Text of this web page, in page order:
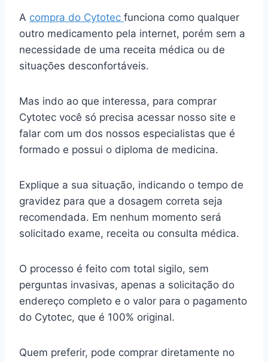
A compra do Cytotec funciona como qualquer
outro medicamento pela internet, porém sem a
necessidade de uma receita médica ou de
situações desconfortáveis.
Mas indo ao que interessa, para comprar
Cytotec você só precisa acessar nosso site e
falar com um dos nossos especialistas que é
formado e possui o diploma de medicina.
Explique a sua situação, indicando o tempo de
gravidez para que a dosagem correta seja
recomendada. Em nenhum momento será
solicitado exame, receita ou consulta médica.
O processo é feito com total sigilo, sem
perguntas invasivas, apenas a solicitação do
endereço completo e o valor para o pagamento
do Cytotec, que é 100% original.
Quem preferir, pode comprar diretamente no